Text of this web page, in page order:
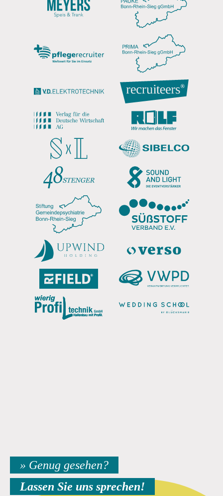
» Genug gesehen?
Lassen Sie uns sprechen!